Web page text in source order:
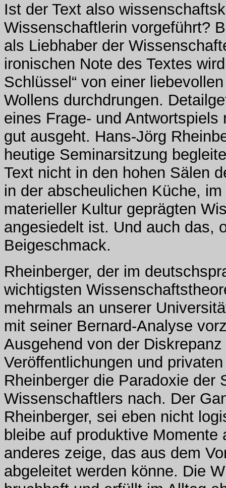
Ist der Text also
Wissenschaftlerin vorgeführt?
als Liebhaber der
ironischen Note des Textes
Schlüssel“ von einer
Wollens durchdrungen.
eines Frage- und
gut ausgeht. Hans-Jörg
heutige Seminarsitzung
Text nicht in den hohen Sälen
in der abscheulichen Küche,
materieller Kultur geprägten
angesiedelt ist. Und auch das,
Beigeschmack.
Rheinberger, der im
wichtigsten
mehrmals an unserer
mit seiner Bernard-Analyse
Ausgehend von der
Veröffentlichungen und
Rheinberger die Paradoxie der
Wissenschaftlers nach. Der
Rheinberger, sei eben nicht
bleibe auf produktive
anderes zeige, das aus dem
abgeleitet werden könne. Die